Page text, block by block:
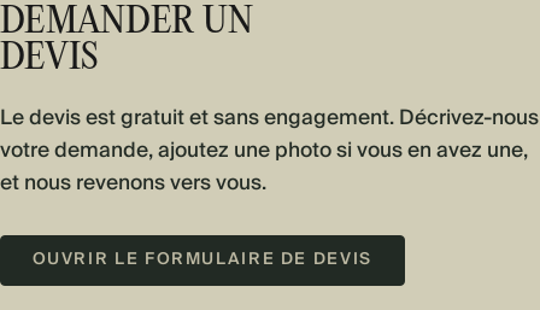
DEMANDER UN
DEVIS
Le devis est gratuit et sans engagement. Décrivez-nous
votre demande, ajoutez une photo si vous en avez une,
et nous revenons vers vous.
OUVRIR LE FORMULAIRE DE DEVIS